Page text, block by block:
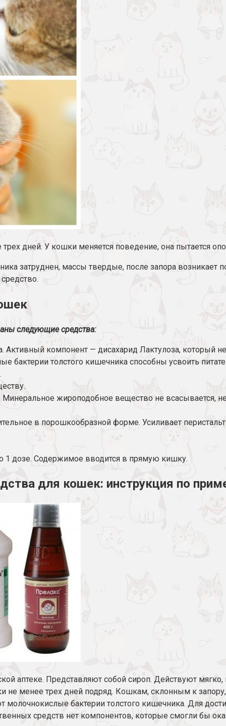
дней. У кошки меняется поведение, она пытается
затруднен, массы твердые, после запора возникает
следующие средства:
компонент — дисахарид Лактулоза, который
бактерии толстого кишечника способны усвоить
жироподобное вещество не всасывается,
в порошкообразной форме. Усиливает
1 дозе. Содержимое вводится в прямую кишку.
для кошек: инструкция по
аптеке. Представляют собой сироп. Действуют
менее трех дней подряд. Кошкам, склонным к
бактерии толстого кишечника. Для
средств нет компонентов, которые смогли бы